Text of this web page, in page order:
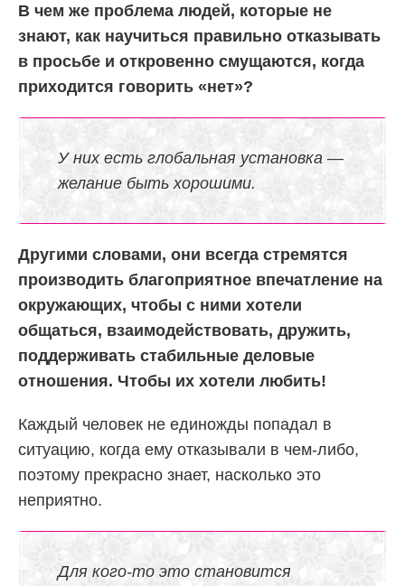
В чем же проблема людей, которые не
знают, как научиться правильно отказывать
в просьбе и откровенно смущаются, когда
приходится говорить «нет»?
У них есть глобальная установка —
желание быть хорошими.
Другими словами, они всегда стремятся
производить благоприятное впечатление на
окружающих, чтобы с ними хотели
общаться, взаимодействовать, дружить,
поддерживать стабильные деловые
отношения. Чтобы их хотели любить!
Каждый человек не единожды попадал в
ситуацию, когда ему отказывали в чем-либо,
поэтому прекрасно знает, насколько это
неприятно.
Для кого-то это становится